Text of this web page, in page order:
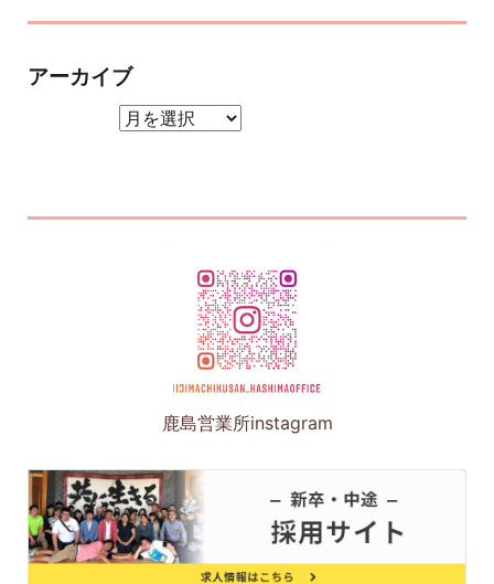
アーカイブ
鹿島営業所instagram